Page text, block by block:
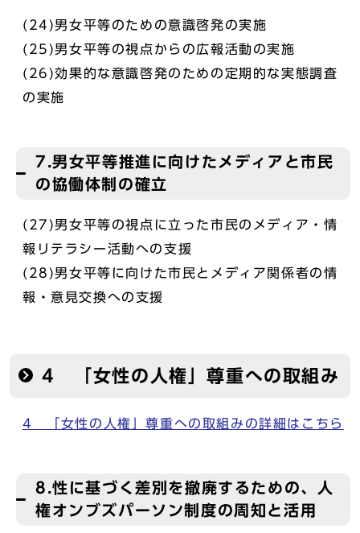
(24)男女平等のための意識啓発の実施
(25)男女平等の視点からの広報活動の実施
(26)効果的な意識啓発のための定期的な実態調査
の実施
7.男女平等推進に向けたメディアと市民
の協働体制の確立
(27)男女平等の視点に立った市民のメディア・情
報リテラシー活動への支援
(28)男女平等に向けた市民とメディア関係者の情
報・意見交換への支援
4 「女性の人権」尊重への取組み
4 「女性の人権」尊重への取組みの詳細はこちら
8.性に基づく差別を撤廃するための、人
権オンブズパーソン制度の周知と活用